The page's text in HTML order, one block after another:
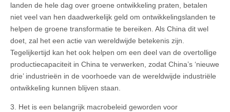
landen de hele dag over groene ontwikkeling praten, betalen
niet veel van hen daadwerkelijk geld om ontwikkelingslanden te
helpen de groene transformatie te bereiken. Als China dit wel
doet, zal het een actie van wereldwijde betekenis zijn.
Tegelijkertijd kan het ook helpen om een deel van de overtollige
productiecapaciteit in China te verwerken, zodat China’s ‘nieuwe
drie’ industrieën in de voorhoede van de wereldwijde industriële
ontwikkeling kunnen blijven staan.
3. Het is een belangrijk macrobeleid geworden voor